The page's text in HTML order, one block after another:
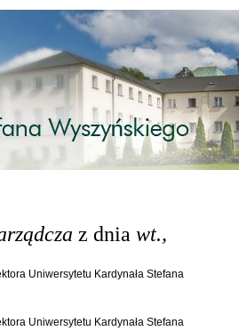
z dnia wt.,
Uniwersytetu Kardynała Stefana
Uniwersytetu Kardynała Stefana